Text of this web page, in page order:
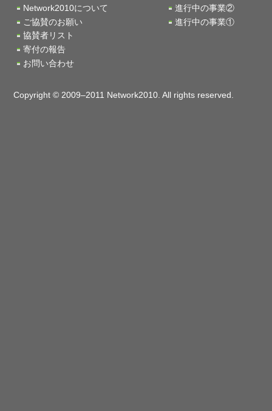
Network2010について
ご協賛のお願い
協賛者リスト
寄付の報告
お問い合わせ
進行中の事業②
進行中の事業①
Copyright © 2009–2011 Network2010. All rights reserved.